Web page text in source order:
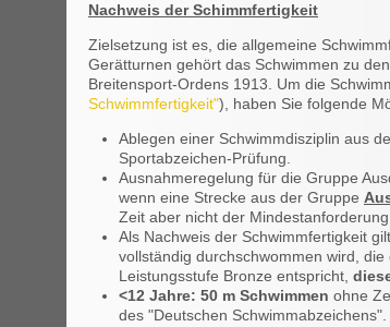
Nachweis der Schimmfertigkeit
Zielsetzung ist es, die allgemeine
Gerätturnen gehört das Schwimmen zu
Breitensport-Ordens 1913. Um die
Schwimmfertigkeit"), haben Sie folgende
Ablegen einer Schwimmdisziplin aus
Sportabzeichen-Prüfung.
Ausnahmeregelung für die Gruppe
wenn eine Strecke aus der Gruppe
Zeit aber nicht der
Als Nachweis der Schwimmfertigkeit
vollständig durchschwommen wird,
Leistungsstufe Bronze entspricht,
<12 Jahre: 50 m Schwimmen ohne
des "Deutschen Schwimmabzeichens".